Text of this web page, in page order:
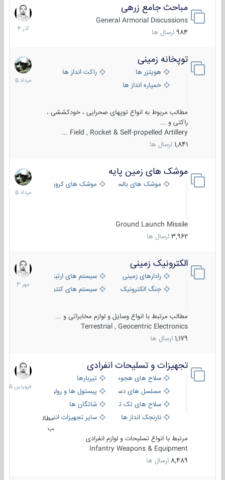
مباحث جامع زرهی
General Armorial Discussions
984 ارسال ها
7
آذر
1404
توپخانه زمینی
هویتزر ها
راکت انداز ها
خمپاره انداز ها
مطالب مربوط به انواع توپهای صحرایی ، خودکششی ،
راکتی و ...
Field , Rocket & Self-propelled Artillery ...
1,841 ارسال ها
9
مرداد
1405
موشک های زمین پایه
موشک های بالستیک موشک های کروز
Ground Launch Missile
3,962 ارسال ها
2
مرداد
1405
الکترونیک زمینی
رادارهای زمینی
سیستم های ارتباطی و جمع آوری
جنگ الکترونیک
سیستم های کنترل آتش و تجهیزات
مطالب مرتبط با انواع وسایل و لوازم مخابراتی و ...
Terrestrial , Geocentric Electronics
1,179 ارسال ها
1
مهر
1403
تجهیزات و تسلیحات انفرادی
سلاح های هجومی
تیربارها
مسلسل های دستی
پیستول ها و رولورها
سلاح های تک تیر اندازیشاتگان ها
نارنجک انداز ها
سایر تجهیزات انفرادی
مطال
ب
مرتبط با انواع تسلیحات و لوازم انفرادی
Infantry Weapons & Equipment
8,489 ارسال ها
17
فروردین
1405